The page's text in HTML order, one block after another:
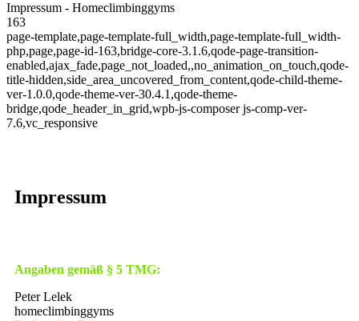
Impressum - Homeclimbinggyms
163
page-template,page-template-full_width,page-template-full_width-
php,page,page-id-163,bridge-core-3.1.6,qode-page-transition-
enabled,ajax_fade,page_not_loaded,,no_animation_on_touch,qode-
title-hidden,side_area_uncovered_from_content,qode-child-theme-
ver-1.0.0,qode-theme-ver-30.4.1,qode-theme-
bridge,qode_header_in_grid,wpb-js-composer js-comp-ver-
7.6,vc_responsive
Impressum
Angaben gemäß § 5 TMG:
Peter Lelek
homeclimbinggyms